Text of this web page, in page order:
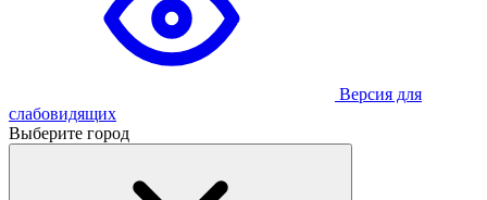
Версия для
слабовидящих
Выберите город